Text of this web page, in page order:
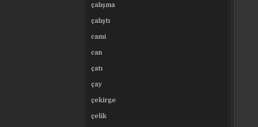
çalışma
çalıştı
cami
can
çatı
çay
çekirge
çelik